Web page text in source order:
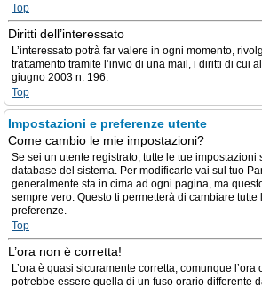
Top
Diritti dell’interessato
L’interessato potrà far valere in ogni momento,
trattamento tramite l’invio di una mail, i diritti di cui
giugno 2003 n. 196.
Top
Impostazioni e preferenze utente
Come cambio le mie impostazioni?
Se sei un utente registrato, tutte le tue impostazioni
database del sistema. Per modificarle vai sul tuo
generalmente sta in cima ad ogni pagina, ma
sempre vero. Questo ti permetterà di cambiare
preferenze.
Top
L’ora non è corretta!
L’ora è quasi sicuramente corretta, comunque l’ora
potrebbe essere quella di un fuso orario differente